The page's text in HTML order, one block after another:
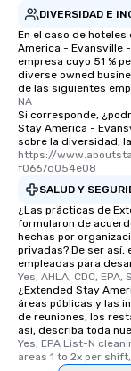
DIVERSIDAD E
En el caso de hoteles
America - Evansville
empresa cuyo 51 %
diverse owned
de las siguientes
NA
Si corresponde,
Stay America -
sobre la diversidad,
https://
f0667d054e08
SALUD Y
¿Las prácticas de
formularon de
hechas por
privadas? De ser así,
empleadas para
Yes, AHLA, CDC,
¿Extended Stay
áreas públicas y las
de reuniones, los
así, describa toda
Yes, EPA List-N
areas 1 to 2x per